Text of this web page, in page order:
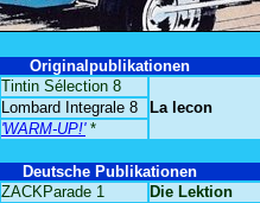
Originalpublikationen
Tintin Sélection 8
La lecon
Lombard Integrale 8
'WARM-UP!' *
Deutsche Publikationen
ZACKParade 1 Die Lektion